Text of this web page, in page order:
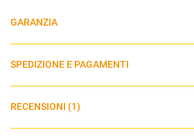
GARANZIA
SPEDIZIONE E PAGAMENTI
RECENSIONI (1)